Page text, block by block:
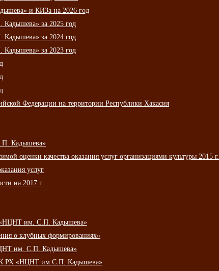
и КИЗа на 2026 год
за 2025 год
за 2024 год
за 2023 год
Федерации на территории Республики Хакасия
Кадышева»
оценки качества оказания услуг организациями культуры 2015 г.
услуг
на 2017 г.
«НЦНТ им. С.П. Кадышева»
о клубных формированиях»
им. С.П. Кадышева»
РХ «НЦНТ им.С.П. Кадышева»